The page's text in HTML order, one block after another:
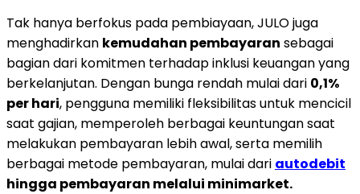
Tak hanya berfokus pada pembiayaan, JULO juga
menghadirkan kemudahan pembayaran sebagai
bagian dari komitmen terhadap inklusi keuangan yang
berkelanjutan. Dengan bunga rendah mulai dari 0,1%
per hari, pengguna memiliki fleksibilitas untuk mencicil
saat gajian, memperoleh berbagai keuntungan saat
melakukan pembayaran lebih awal, serta memilih
berbagai metode pembayaran, mulai dari autodebit
hingga pembayaran melalui minimarket.